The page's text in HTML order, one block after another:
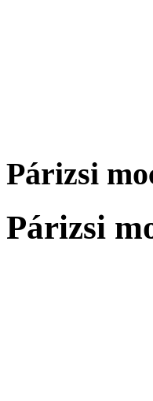
Párizsi
Párizsi